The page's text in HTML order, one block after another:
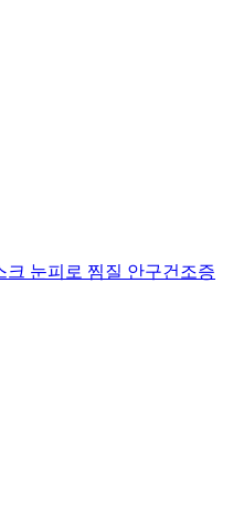
눈피로 찜질 안구건조증